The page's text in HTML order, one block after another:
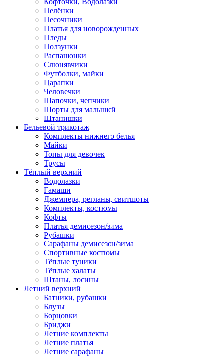
Пелёнки
Песочники
Платья для новорожденных
Пледы
Ползунки
Распашонки
Слюнявчики
Футболки, майки
Царапки
Человечки
Шапочки, чепчики
Шорты для малышей
Штанишки
Бельевой трикотаж
Комплекты нижнего белья
Майки
Топы для девочек
Трусы
Тёплый верхний
Водолазки
Гамаши
Джемпера, регланы, свитшоты
Комплекты, костюмы
Кофты
Платья демисезон/зима
Рубашки
Сарафаны демисезон/зима
Спортивные костюмы
Тёплые туники
Тёплые халаты
Штаны, лосины
Летний верхний
Батники, рубашки
Блузы
Борцовки
Бриджи
Летние комплекты
Летние платья
Летние сарафаны